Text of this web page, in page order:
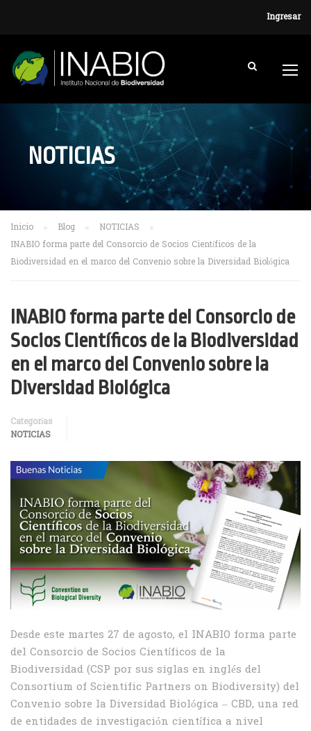
Ingresar
NOTICIAS
Inicio Blog
NOTICIAS
INABIO forma parte del Consorcio de Socios Científicos de la
Biodiversidad en el marco del Convenio sobre la Diversidad Biológica
INABIO forma parte del Consorcio de
Socios Científicos de la Biodiversidad
en el marco del Convenio sobre la
Diversidad Biológica
Categorías
NOTICIAS
Desde este martes 27 de agosto, el INABIO forma parte
del Consorcio de Socios Científicos de la
Biodiversidad (CSP por sus siglas en inglés del
Consortium of Scientific Partners on Biodiversity) del
Convenio sobre la Diversidad Biológica – CBD, una red
de entidades de investigación científica a nivel